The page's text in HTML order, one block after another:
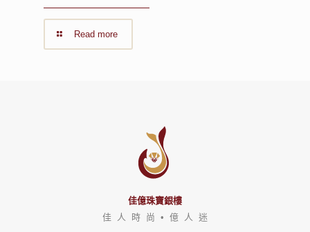
Read more
佳億珠寶銀樓
佳 人 時 尚 • 億 人 迷